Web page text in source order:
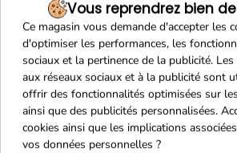
profonde et sesnotes gourmandes
fruits secs et de malt torréfié.
douce et équilibrée, cette bière
dégustation riche et pleine de
pour accompagner des plats en
grillées ou simplement à partager
Vous reprendrez bien
Ce magasin vous demande d'accepter les
d'optimiser les performances, les
sociaux et la pertinence de la publicité.
aux réseaux sociaux et à la publicité sont
offrir des fonctionnalités optimisées sur
ainsi que des publicités personnalisées.
cookies ainsi que les implications
vos données personnelles ?